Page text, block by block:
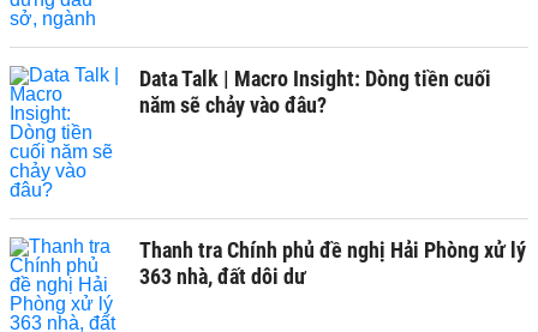
Data Talk | Macro Insight: Dòng tiền cuối
năm sẽ chảy vào đâu?
Thanh tra Chính phủ đề nghị Hải Phòng xử lý
363 nhà, đất dôi dư